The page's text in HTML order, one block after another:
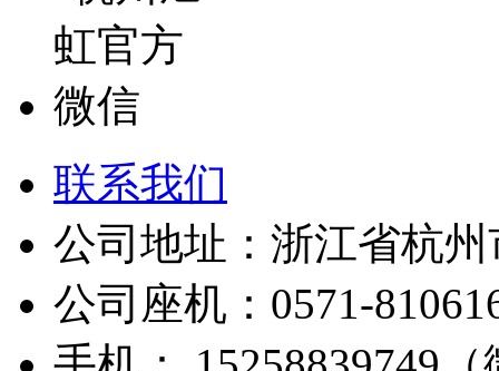
联系我们
公司地址：浙江省杭
公司座机：0571-